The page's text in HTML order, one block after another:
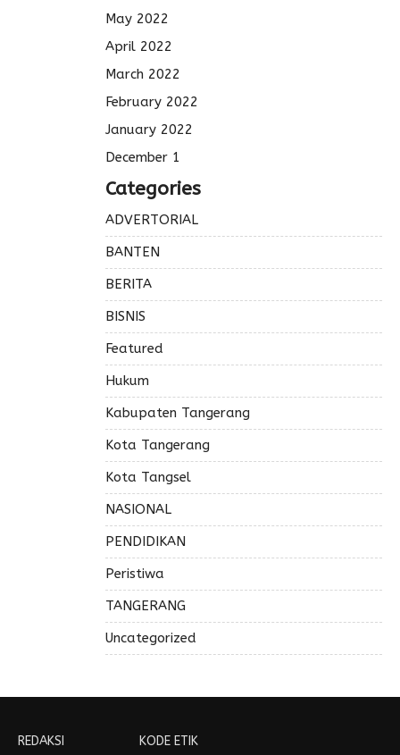
May 2022
April 2022
March 2022
February 2022
January 2022
December 1
Categories
ADVERTORIAL
BANTEN
BERITA
BISNIS
Featured
Hukum
Kabupaten Tangerang
Kota Tangerang
Kota Tangsel
NASIONAL
PENDIDIKAN
Peristiwa
TANGERANG
Uncategorized
REDAKSI KODE ETIK